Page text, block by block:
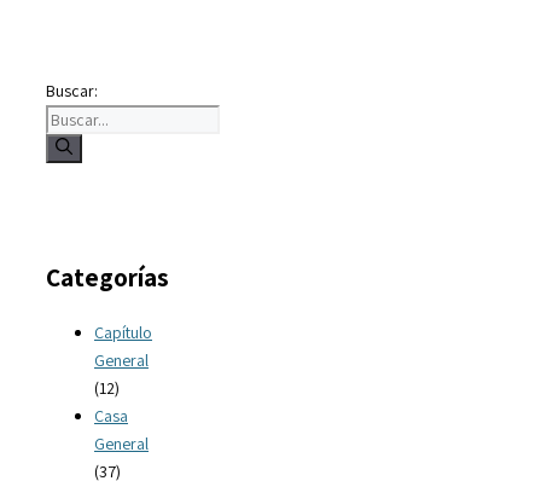
Buscar:
Categorías
Capítulo
General
(12)
Casa
General
(37)